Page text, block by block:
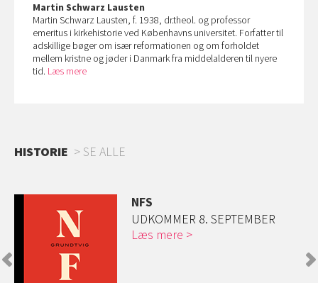
Martin Schwarz Lausten
Martin Schwarz Lausten, f. 1938, dr.theol. og professor
emeritus i kirkehistorie ved Københavns universitet. Forfatter til
adskillige bøger om især reformationen og om forholdet
mellem kristne og jøder i Danmark fra middelalderen til nyere
tid. Læs mere
HISTORIE SE ALLE
NFS
UDKOMMER 8. SEPTEMBER
Læs mere